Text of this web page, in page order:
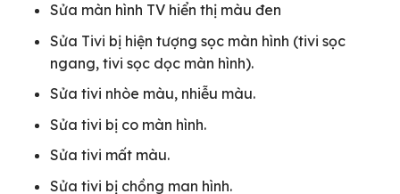
Sửa màn hình TV hiển thị màu đen
Sửa Tivi bị hiện tượng sọc màn hình (tivi sọc
ngang, tivi sọc dọc màn hình).
Sửa tivi nhòe màu, nhiễu màu.
Sửa tivi bị co màn hình.
Sửa tivi mất màu.
Sửa tivi bị chồng man hình.